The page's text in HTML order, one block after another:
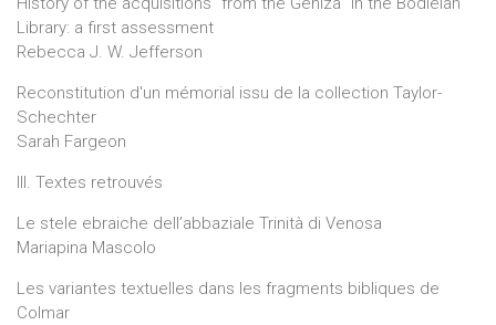
Library: a first assessment
Rebecca J. W. Jefferson
Reconstitution d'un mémorial issu de la collection Taylor-
Schechter
Sarah Fargeon
III. Textes retrouvés
Le stele ebraiche dell’abbaziale Trinità di Venosa
Mariapina Mascolo
Les variantes textuelles dans les fragments bibliques de
Colmar